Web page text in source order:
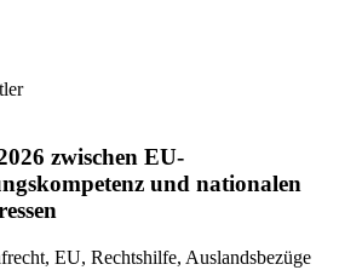
zwischen EU-
und nationalen
EU, Rechtshilfe, Auslandsbezüge